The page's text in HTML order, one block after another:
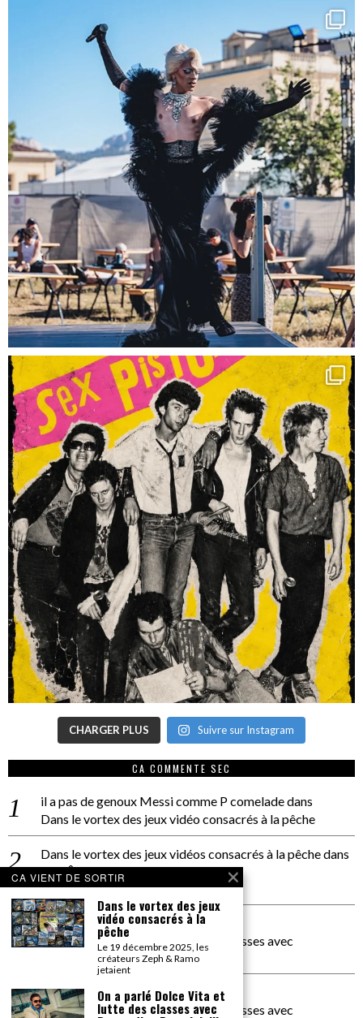
CHARGER PLUS Suivre sur Instagram
CA COMMENTE SEC
il a pas de genoux Messi comme P comeladedans
Dans le vortex des jeux vidéo consacrés à la pêche
Dans le vortex des jeux vidéos consacrés à la pêchedans
PACÔME THIELLEMENT
La séance d’Hip Gnose
La Patrie
dans
On a parlé Dolce Vita et lutte des classes avec
Bernardino Femminielli
carte noire negra à l'o tiededans
On a parlé Dolce Vita et lutte des classes avec
CA VIENT DE SORTIR
Dans le vortex des jeux
vidéo consacrés à la
pêche
Le 19 décembre 2025, les
créateurs Zeph & Ramo
jetaient
On a parlé Dolce Vita et
lutte des classes avec